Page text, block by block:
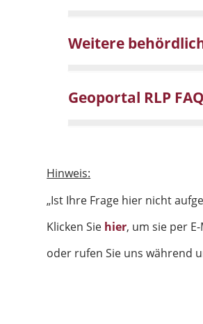
Weitere
Geoportal RLP FAQ
Hinweis:
„Ist Ihre Frage hier nicht
Klicken Sie hier, um sie per
oder rufen Sie uns während